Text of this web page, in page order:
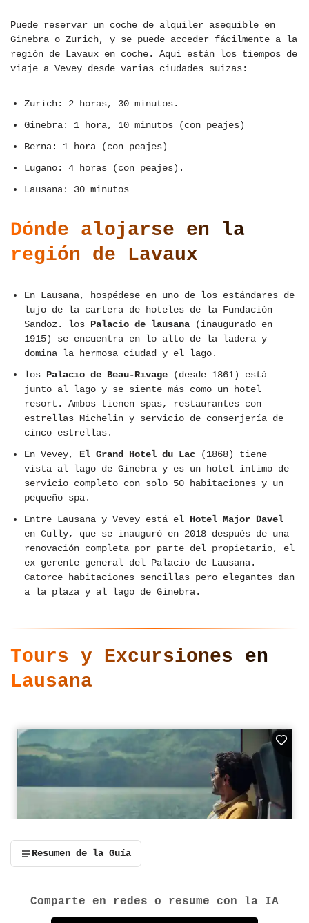
Puede reservar un coche de alquiler asequible en
Ginebra o Zurich, y se puede acceder fácilmente a la
región de Lavaux en coche. Aquí están los tiempos de
viaje a Vevey desde varias ciudades suizas:
Zurich: 2 horas, 30 minutos.
Ginebra: 1 hora, 10 minutos (con peajes)
Berna: 1 hora (con peajes)
Lugano: 4 horas (con peajes).
Lausana: 30 minutos
Dónde alojarse en la
región de Lavaux
En Lausana, hospédese en uno de los estándares de
lujo de la cartera de hoteles de la Fundación
Sandoz. los Palacio de lausana
(inaugurado en
1915) se encuentra en lo alto de la ladera y
domina la hermosa ciudad y el lago.
los Palacio de Beau-Rivage (desde 1861) está
junto al lago y se siente más como un hotel
resort. Ambos tienen spas, restaurantes con
estrellas Michelin y servicio de conserjería de
cinco estrellas.
En Vevey, El Grand Hotel du Lac (1868) tiene
vista al lago de Ginebra y es un hotel íntimo de
servicio completo con solo 50 habitaciones y un
pequeño spa.
Entre Lausana y Vevey está el Hotel Major Davel
en Cully, que se inauguró en 2018 después de una
renovación completa por parte del propietario, el
ex gerente general del Palacio de Lausana.
Catorce habitaciones sencillas pero elegantes dan
a la plaza y al lago de Ginebra.
Tours y Excursiones en
Lausana
Resumen de la Guía
Comparte en redes o resume con la IA